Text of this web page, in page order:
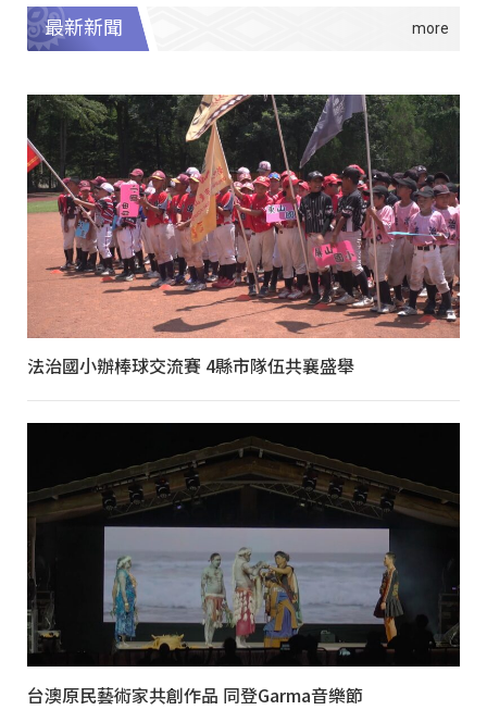
最新新聞
法治國小辦棒球交流賽 4縣市隊伍共襄盛舉
台澳原民藝術家共創作品 同登Garma音樂節